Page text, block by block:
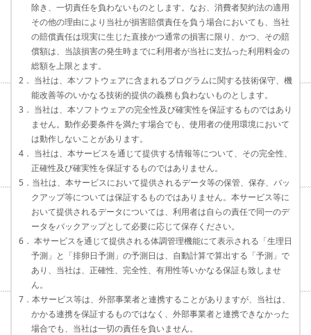
除き、一切責任を負わないものとします。なお、消費者契約法の適用
その他の理由により当社が損害賠償責任を負う場合においても、当社
の賠償責任は現実に生じた直接かつ通常の損害に限り、かつ、その賠
償額は、当該損害の発生時までに利用者が当社に支払った利用料金の
総額を上限とます。
2． 当社は、本ソフトウェアに含まれるプログラムに関する技術保守、機
能改善等のいかなる技術的提供の義務も負わないものとします。
3． 当社は、本ソフトウェアの完全性及び確実性を保証するものではあり
ません。動作必要条件を満たす場合でも、使用者の使用環境において
は動作しないことがあります。
4． 当社は、本サービスを通じて提供する情報等について、その完全性、
正確性及び確実性を保証するものではありません。
5．当社は、本サービスにおいて提供されるデータ等の保管、保存、バッ
クアップ等については保証するものではありません。本サービス等に
おいて提供されるデータについては、利用者は自らの責任で同一のデ
ータをバックアップとして必要に応じて保存ください。
6． 本サービスを通じて提供される体調管理機能にて表示される「生理日
予測」と「排卵日予測」の予測日は、自動計算で算出する「予測」で
あり、当社は、正確性、完全性、有用性等いかなる保証も致しませ
ん。
7．本サービス等は、外部事業者と連携することがありますが、当社は、
かかる連携を保証するものではなく、外部事業者と連携できなかった
場合でも、当社は一切の責任を負いません。